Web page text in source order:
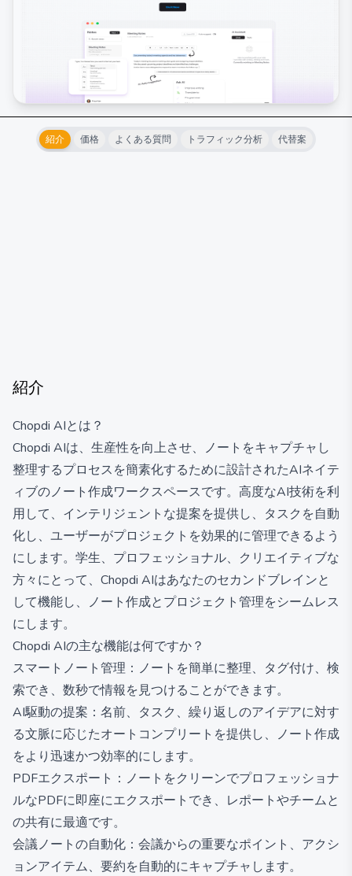
紹介 価格 よくある質問 トラフィック分析 代替案
紹介
Chopdi AIとは？
Chopdi AIは、生産性を向上させ、ノートをキャプチャし
整理するプロセスを簡素化するために設計されたAIネイテ
ィブのノート作成ワークスペースです。高度なAI技術を利
用して、インテリジェントな提案を提供し、タスクを自動
化し、ユーザーがプロジェクトを効果的に管理できるよう
にします。学生、プロフェッショナル、クリエイティブな
方々にとって、Chopdi AIはあなたのセカンドブレインと
して機能し、ノート作成とプロジェクト管理をシームレス
にします。
Chopdi AIの主な機能は何ですか？
スマートノート管理：ノートを簡単に整理、タグ付け、検
索でき、数秒で情報を見つけることができます。
AI駆動の提案：名前、タスク、繰り返しのアイデアに対す
る文脈に応じたオートコンプリートを提供し、ノート作成
をより迅速かつ効率的にします。
PDFエクスポート：ノートをクリーンでプロフェッショナ
ルなPDFに即座にエクスポートでき、レポートやチームと
の共有に最適です。
会議ノートの自動化：会議からの重要なポイント、アクシ
ョンアイテム、要約を自動的にキャプチャします。